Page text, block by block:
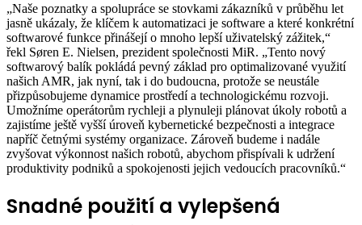
„Naše poznatky a spolupráce se stovkami zákazníků v průběhu let
jasně ukázaly, že klíčem k automatizaci je software a které konkrétní
softwarové funkce přinášejí o mnoho lepší uživatelský zážitek,“
řekl Søren E. Nielsen, prezident společnosti MiR. „Tento nový
softwarový balík pokládá pevný základ pro optimalizované využití
našich AMR, jak nyní, tak i do budoucna, protože se neustále
přizpůsobujeme dynamice prostředí a technologickému rozvoji.
Umožníme operátorům rychleji a plynuleji plánovat úkoly robotů a
zajistíme ještě vyšší úroveň kybernetické bezpečnosti a integrace
napříč četnými systémy organizace. Zároveň budeme i nadále
zvyšovat výkonnost našich robotů, abychom přispívali k udržení
produktivity podniků a spokojenosti jejich vedoucích pracovníků.“
Snadné použití a vylepšená